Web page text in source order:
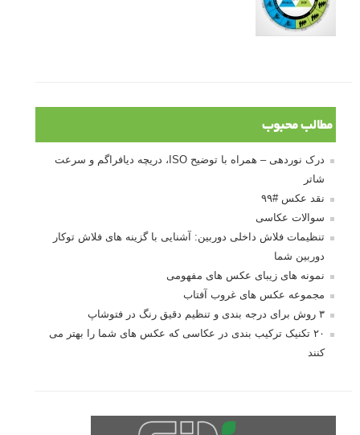
مطالب محبوب
درک نوردهی – همراه با توضیح ISO، دریچه دیافراگم و سرعت
شاتر
نقد عکس #۹۹
سوالات عکاسی
تنظیمات فلاش داخلی دوربین: آشنایی با گزینه های فلاش توکار
دوربین شما
نمونه های زیبای عکس های مفهومی
مجموعه عکس های غروب آفتاب
۳ روش برای درجه بندی و تنظیم دقیق رنگ در فتوشاپ
۲۰ تکنیک ترکیب بندی در عکاسی که عکس های شما را بهتر می
کنند